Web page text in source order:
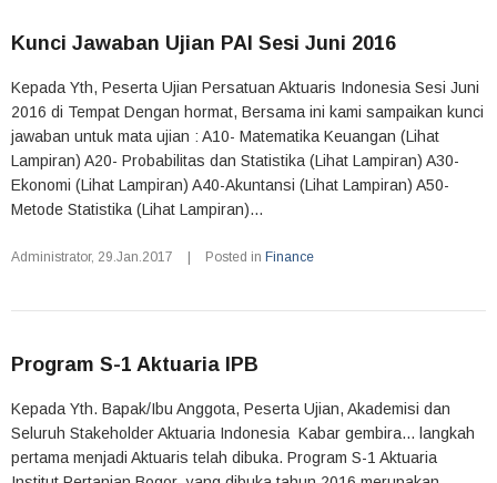
Kunci Jawaban Ujian PAI Sesi Juni 2016
Kepada Yth, Peserta Ujian Persatuan Aktuaris Indonesia Sesi Juni
2016 di Tempat Dengan hormat, Bersama ini kami sampaikan kunci
jawaban untuk mata ujian : A10- Matematika Keuangan (Lihat
Lampiran) A20- Probabilitas dan Statistika (Lihat Lampiran) A30-
Ekonomi (Lihat Lampiran) A40-Akuntansi (Lihat Lampiran) A50-
Metode Statistika (Lihat Lampiran)...
Administrator, 29.Jan.2017 Posted in Finance
Program S-1 Aktuaria IPB
Kepada Yth. Bapak/Ibu Anggota, Peserta Ujian, Akademisi dan
Seluruh Stakeholder Aktuaria Indonesia Kabar gembira... langkah
pertama menjadi Aktuaris telah dibuka. Program S-1 Aktuaria